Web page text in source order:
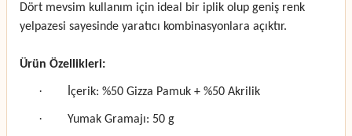
Dört mevsim kullanım için ideal bir iplik olup geniş renk
yelpazesi sayesinde yaratıcı kombinasyonlara açıktır.
Ürün Özellikleri:
· İçerik: %50 Gizza Pamuk + %50 Akrilik
· Yumak Gramajı: 50 g